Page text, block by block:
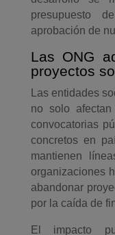
presupuesto
aprobación de
Las ONG
proyectos
Las entidades
no solo
convocatorias
concretos en
mantienen
organizaciones
abandonar
por la caída de
El impacto